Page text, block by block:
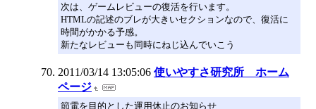
次は、ゲームレビューの復活を行います。
HTMLの記述のブレが大きいセクションなので、復活に
時間がかかる予感。
新たなレビューも同時にねじ込んでいこう
2011/03/14 13:05:06 使いやすさ研究所 ホーム
ページ
節電を目的とした運用休止のお知らせ